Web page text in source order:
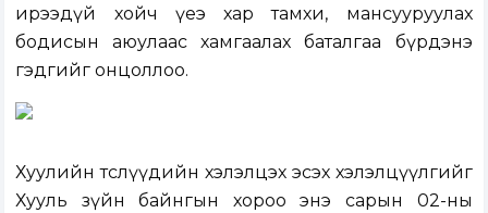
ирээдүй хойч үеэ хар тамхи, мансууруулах
бодисын аюулаас хамгаалах баталгаа бүрдэнэ
гэдгийг онцоллоо.
Хуулийн төслүүдийн хэлэлцэх эсэх хэлэлцүүлгийг
Хууль зүйн байнгын хороо энэ сарын 02-ны